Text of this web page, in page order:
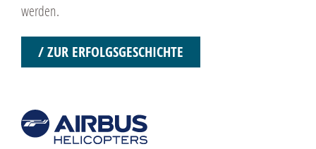
werden.
/ ZUR ERFOLGSGESCHICHTE